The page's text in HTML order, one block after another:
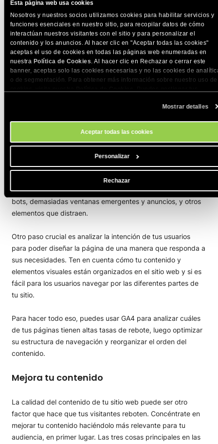
Esta página web usa cookies
Nosotros y nuestros socios utilizamos cookies para habilitar servicios y
funciones esenciales en nuestro sitio, para recopilar datos de cómo
interactúan nuestros visitantes con el sitio y para personalizar el
contenido y los anuncios. Al hacer clic en "Aceptar todas las cookies"
aceptas el uso de cookies en todas las páginas web enumeradas en
nuestra Política de Cookies . Al hacer clic en Rechazar o cerrar este
banner, aceptas solo las cookies necesarias y no las cookies de
o de segmentación. Para obtener más información sobre nuestro uso de
Mostrar detalles
Aceptar todas las cookies
Personalizar
Rechazar
atractivas e interesantes. Mantén tus páginas de destino
directas al grano, con contenido enfocado y CTAs claros.
Deben ser navegables y legibles. Incluye elementos visuales
atractivos y apropiados, como imágenes y videos cortos.
Haz que tus páginas de destino se correspondan con las
necesidades de tu audiencia. Si tu audiencia es diversa,
asegúrate de crear múltiples páginas de destino para
diferentes grupos de usuarios.
Ten una estructura de navegación clara
Cuando tu audiencia visita tu sitio web, necesitan tener una
experiencia de usuario agradable para no abandonar tu sitio
e incluso volver a él. Para lograr esto, asegúrate de eliminar
cosas que pueden molestar a tus visitantes, pero que no son
absolutamente necesarias para el éxito de tu sitio web, como
bots, demasiadas ventanas emergentes y anuncios, y otros
elementos que distraen.
Otro paso crucial es analizar la intención de tus usuarios
para poder diseñar la página de una manera que responda a
sus necesidades. Ten en cuenta cómo tu contenido y
elementos visuales están organizados en el sitio web y si es
fácil para los usuarios navegar por las diferentes partes de
tu sitio.
Para hacer todo eso, puedes usar GA4 para analizar cuáles
de tus páginas tienen altas tasas de rebote, luego optimizar
su estructura de navegación y reorganizar el orden del
contenido.
Mejora tu contenido
La calidad del contenido de tu sitio web puede ser otro
factor que hace que tus visitantes reboten. Concéntrate en
mejorar tu contenido haciéndolo más relevante para tu
audiencia, en primer lugar. Las tres cosas principales en las